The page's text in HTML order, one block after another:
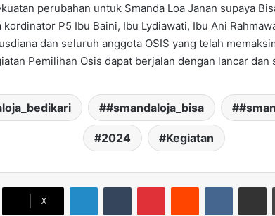
perubahan untuk Smanda Loa Janan supaya
P5 Ibu Baini, Ibu Lydiawati, Ibu Ani
dan seluruh anggota OSIS yang telah
Pemilihan Osis dapat berjalan dengan lancar dan
#smandaloja_bisa
2024 Kegiatan
X
LinkedInTumblr PinterestReddit